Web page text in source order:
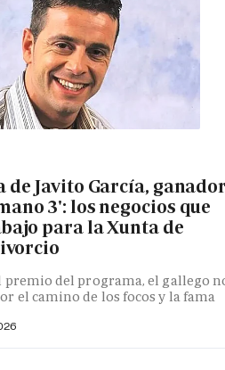
de Javito García,
3': los negocios que
para la Xunta de
premio del programa, el gallego
el camino de los focos y la fama